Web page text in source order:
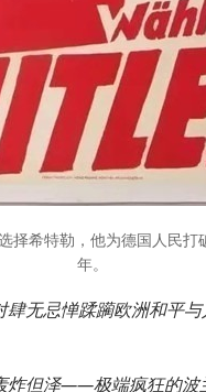
择希特勒，他为德国人民打
年。
肆无忌惮蹂躏欧洲和平
炸但泽——极端疯狂的波